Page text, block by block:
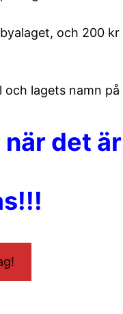
och 200
lagets namn
det